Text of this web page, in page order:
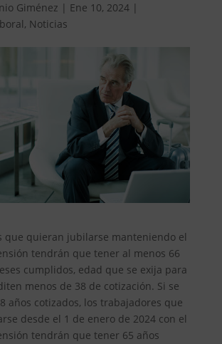
Giménez | Ene 10, 2024|
, Noticias
que quieran jubilarse manteniendo el
tendrán que tener al menos 66
cumplidos, edad que se exija para
menos de 38 de cotización. Si se
años cotizados, los trabajadores que
desde el 1 de enero de 2024 con el
tendrán que tener 65 años